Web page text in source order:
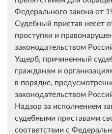
Федерального закона от
Судебный пристав несет
проступки и
законодательством
Ущерб, причиненный
гражданам и
в порядке,
законодательством
Надзор за исполнением
судебными приставами
соответствии с